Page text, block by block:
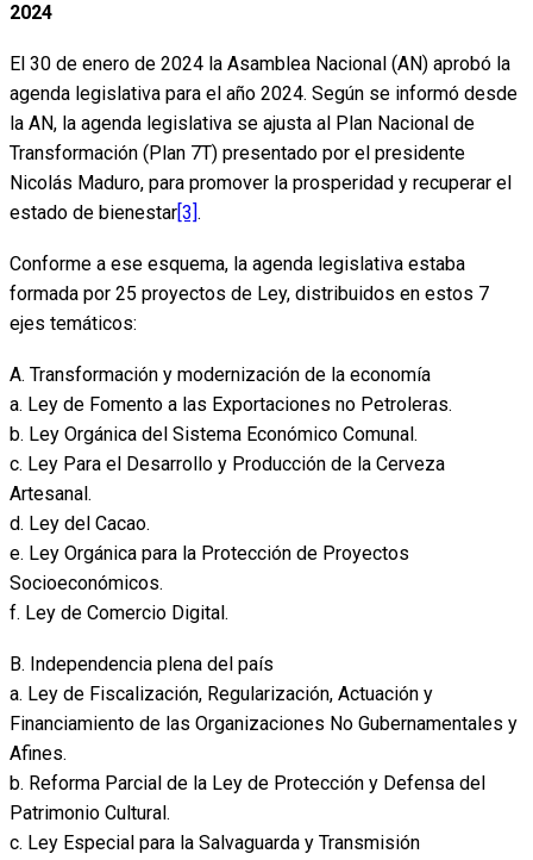
2024
El 30 de enero de 2024 la Asamblea Nacional (AN) aprobó la
agenda legislativa para el año 2024. Según se informó desde
la AN, la agenda legislativa se ajusta al Plan Nacional de
Transformación (Plan 7T) presentado por el presidente
Nicolás Maduro, para promover la prosperidad y recuperar el
estado de bienestar [3] .
Conforme a ese esquema, la agenda legislativa estaba
formada por 25 proyectos de Ley, distribuidos en estos 7
ejes temáticos:
A. Transformación y modernización de la economía
a. Ley de Fomento a las Exportaciones no Petroleras.
b. Ley Orgánica del Sistema Económico Comunal.
c. Ley Para el Desarrollo y Producción de la Cerveza
Artesanal.
d. Ley del Cacao.
e. Ley Orgánica para la Protección de Proyectos
Socioeconómicos.
f. Ley de Comercio Digital.
B. Independencia plena del país
a. Ley de Fiscalización, Regularización, Actuación y
Financiamiento de las Organizaciones No Gubernamentales y
Afines.
b. Reforma Parcial de la Ley de Protección y Defensa del
Patrimonio Cultural.
c. Ley Especial para la Salvaguarda y Transmisión